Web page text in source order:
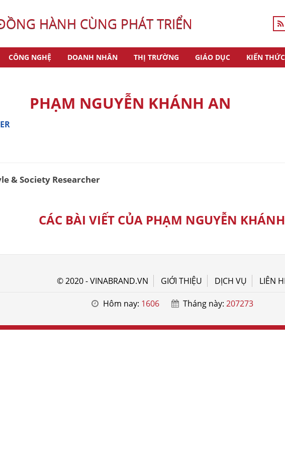
HÀNH CÙNG PHÁT TRIỂN
CÔNG NGHỆ DOANH NHÂN THỊ TRƯỜNG GIÁO DỤC KIẾN THỨC
PHẠM NGUYỄN KHÁNH AN
& Society Researcher
CÁC BÀI VIẾT CỦA PHẠM NGUYỄN
© 2020 - VINABRAND.VN GIỚI THIỆU DỊCH VỤ LIÊN
Hôm nay: 1606 Tháng này:207273